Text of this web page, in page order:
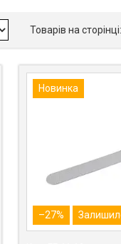
Новинка
–27%